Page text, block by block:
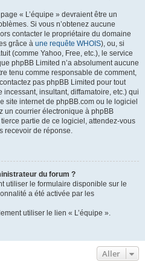
« L’équipe » devraient être un
Si vous n’obtenez aucune
contacter le propriétaire du domaine
grâce à une requête WHOIS), ou, si
(comme Yahoo, Free, etc.), le service
phpBB Limited n’a absolument aucune
tenu comme responsable de comment,
pas phpBB Limited pour tout
insultant, diffamatoire, etc.) qui
site internet de phpBB.com ou le logiciel
un courrier électronique à phpBB
partie de ce logiciel, attendez-vous
recevoir de réponse.
du forum ?
utiliser le formulaire disponible sur le
a été activée par les
utiliser le lien « L’équipe ».
Aller